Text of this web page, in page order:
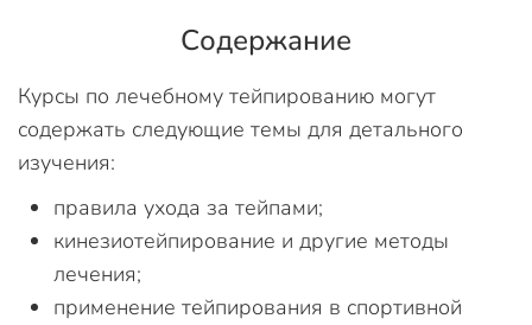
Содержание
Курсы по лечебному тейпированию могут
содержать следующие темы для детального
изучения:
правила ухода за тейпами;
кинезиотейпирование и другие методы
лечения;
применение тейпирования в спортивной